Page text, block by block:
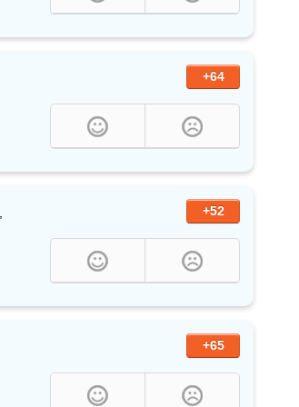
+64
+52
+65